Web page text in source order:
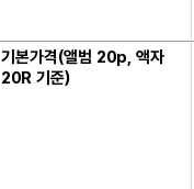
기본가격(앨범 20p, 액자
20R 기준)